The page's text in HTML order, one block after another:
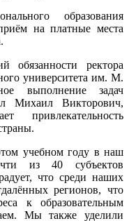
образования
на платные места
обязанности ректора
университета им. М.
выполнение задач
Михаил Викторович,
привлекательность
учебном году в наш
из 40 субъектов
что среди наших
регионов, что
к образовательным
Мы также уделили